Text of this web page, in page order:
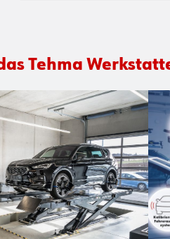
Tehma